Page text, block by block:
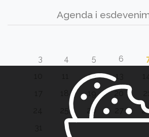
Agenda i
3
4 5 6
12 13
20
26